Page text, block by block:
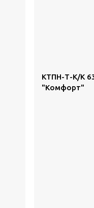
КТПН-Т-К/К
"Комфорт"